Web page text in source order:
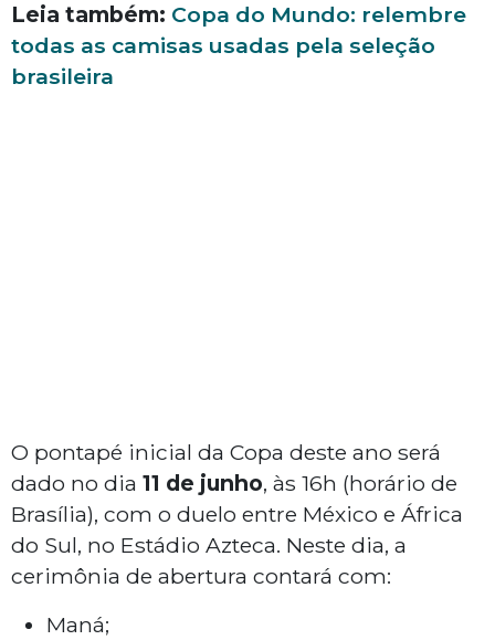
Leia também: Copa do Mundo: relembre
todas as camisas usadas pela seleção
brasileira
O pontapé inicial da Copa deste ano será
dado no dia 11 de junho, às 16h (horário de
Brasília), com o duelo entre México e África
do Sul, no Estádio Azteca. Neste dia, a
cerimônia de abertura contará com:
Maná;